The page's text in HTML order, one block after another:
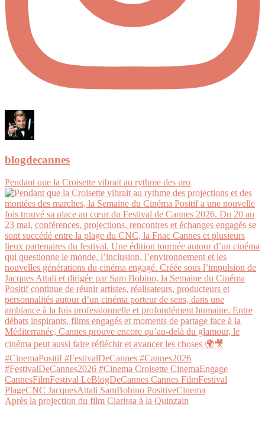
blogdecannes
Pendant que la Croisette vibrait au rythme des pro
Après la projection du film Clarissa à la Quinzain